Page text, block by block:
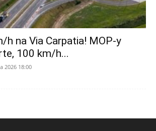
h na Via Carpatia! MOP-y
100 km/h...
2026 18:00